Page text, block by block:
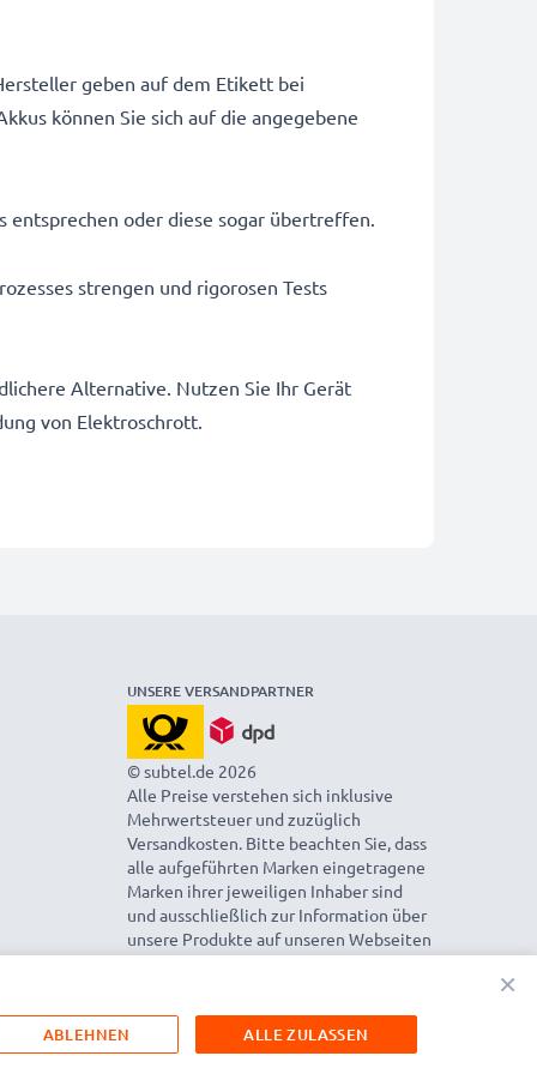
geben auf dem Etikett bei
können Sie sich auf die angegebene
entsprechen oder diese sogar übertreffen.
strengen und rigorosen Tests
Alternative. Nutzen Sie Ihr Gerät
von Elektroschrott.
UNSERE VERSANDPARTNER
© subtel.de 2026
Alle Preise verstehen sich inklusive
Mehrwertsteuer und zuzüglich
Versandkosten. Bitte beachten Sie, dass
alle aufgeführten Marken eingetragene
Marken ihrer jeweiligen Inhaber sind
und ausschließlich zur Information über
unsere Produkte auf unseren Webseiten
genannt werden.
×
ALLE ZULASSEN
ABLEHNEN